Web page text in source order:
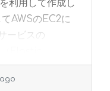
利用して作成し
AWSのEC2に
ービスの